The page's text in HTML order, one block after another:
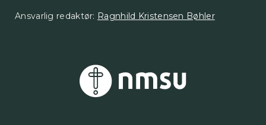
Ansvarlig redaktør: Ragnhild Kristensen Bøhler